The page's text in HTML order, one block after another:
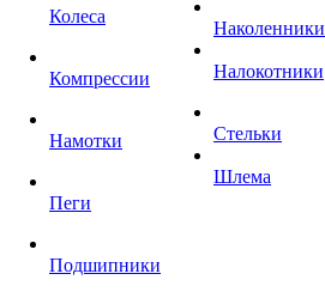
Колеса
Компрессии
Намотки
Пеги
Подшипники
Наколенники
Налокотники
Стельки
Шлема